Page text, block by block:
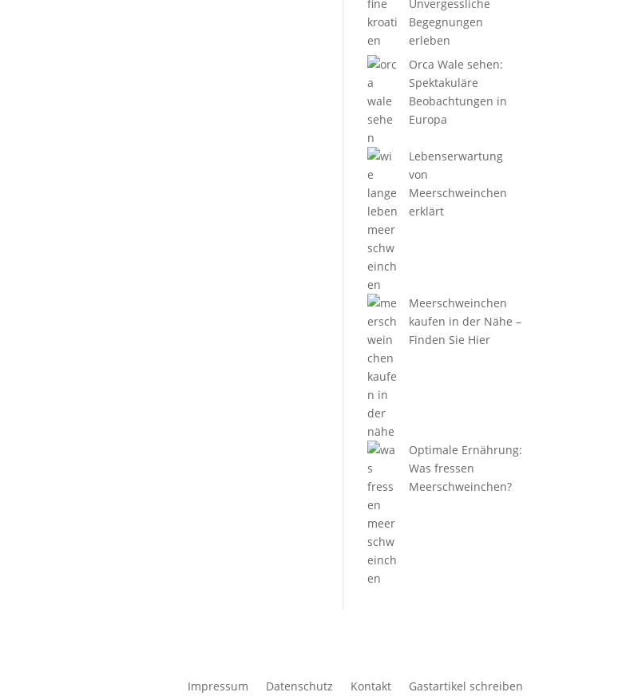
Unvergessliche
Begegnungen
erleben
Orca Wale sehen:
Spektakuläre
Beobachtungen in
Europa
Lebenserwartung
von
Meerschweinchen
erklärt
Meerschweinchen
kaufen in der Nähe –
Finden Sie Hier
Optimale Ernährung:
Was fressen
Meerschweinchen?
Impressum Datenschutz Kontakt Gastartikel schreiben